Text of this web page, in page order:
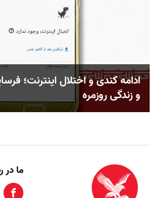
ادامه کندی و اختلال اینترنت؛
و زندگی روزمره
ما در